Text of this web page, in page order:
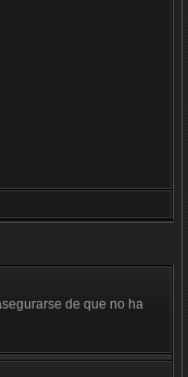
de que no ha